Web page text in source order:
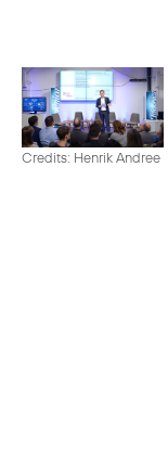
Credits: Henrik Andree